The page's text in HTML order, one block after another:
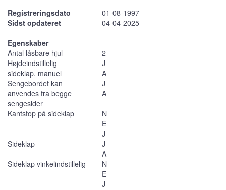
Registreringsdato
01-08-1997
Sidst opdateret
04-04-2025
Egenskaber
Antal låsbare hjul
2
Højdeindstillelig
sideklap, manuel
J
A
Sengebordet kan
anvendes fra begge
sengesider
J
A
Kantstop på sideklap
N
E
J
Sideklap
J
A
Sideklap vinkelindstillelig
N
E
J